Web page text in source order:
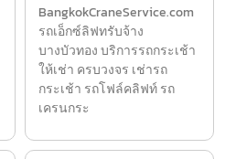
BangkokCraneService.com
รถเอ็กซ์ลิฟทรับจ้าง
บางบัวทอง บริการรถกระเช้า
ให้เช่า ครบวงจร เช่ารถ
กระเช้า รถโฟล์คลิฟท์ รถ
เครนกระ